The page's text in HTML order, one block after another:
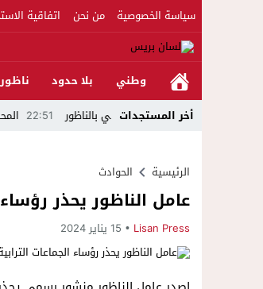
سياسة الخصوصية من نحن اتفاقية
وطني بلا حدود ناظور
أخر المستجدات
22:51 المحمدية
الرئيسية الحوادث
عامل الناظور يحذر
Lisan Press 15 يناير 2024